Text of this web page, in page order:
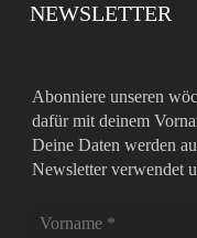
NEWSLETTER
Abonniere unseren
dafür mit deinem
Deine Daten werden
Newsletter verwendet